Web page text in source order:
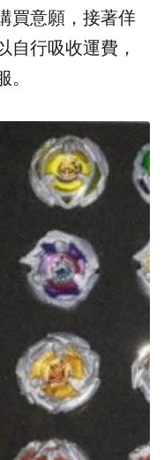
買意願，接著佯
自行吸收運費，